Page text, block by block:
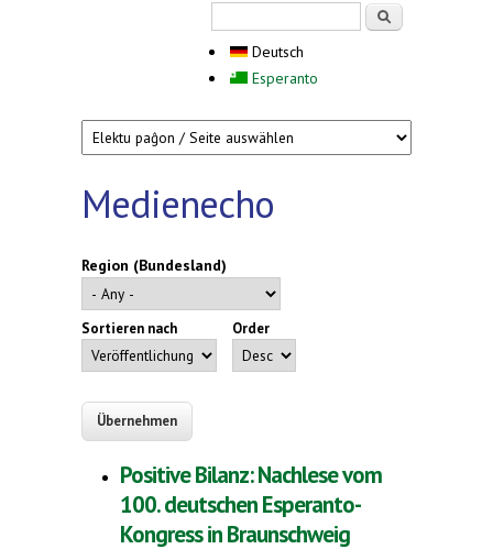
Deutsch
Esperanto
Medienecho
Region (Bundesland)
Sortieren nach Order
Positive Bilanz: Nachlese vom
100. deutschen Esperanto-
Kongress in Braunschweig